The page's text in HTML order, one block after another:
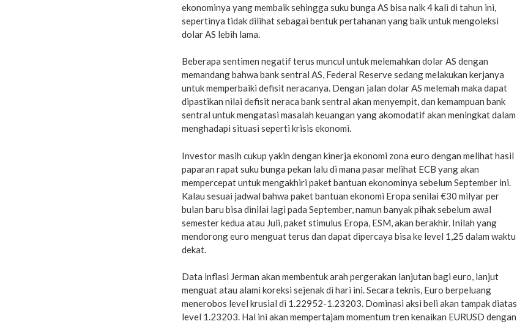
ekonominya yang membaik sehingga suku bunga AS bisa naik 4 kali di tahun ini,
sepertinya tidak dilihat sebagai bentuk pertahanan yang baik untuk mengoleksi
dolar AS lebih lama.
Beberapa sentimen negatif terus muncul untuk melemahkan dolar AS dengan
memandang bahwa bank sentral AS, Federal Reserve sedang melakukan kerjanya
untuk memperbaiki defisit neracanya. Dengan jalan dolar AS melemah maka dapat
dipastikan nilai defisit neraca bank sentral akan menyempit, dan kemampuan bank
sentral untuk mengatasi masalah keuangan yang akomodatif akan meningkat dalam
menghadapi situasi seperti krisis ekonomi.
Investor masih cukup yakin dengan kinerja ekonomi zona euro dengan melihat hasil
paparan rapat suku bunga pekan lalu di mana pasar melihat ECB yang akan
mempercepat untuk mengakhiri paket bantuan ekonominya sebelum September ini.
Kalau sesuai jadwal bahwa paket bantuan ekonomi Eropa senilai €30 milyar per
bulan baru bisa dinilai lagi pada September, namun banyak pihak sebelum awal
semester kedua atau Juli, paket stimulus Eropa, ESM, akan berakhir. Inilah yang
mendorong euro menguat terus dan dapat dipercaya bisa ke level 1,25 dalam waktu
dekat.
Data inflasi Jerman akan membentuk arah pergerakan lanjutan bagi euro, lanjut
menguat atau alami koreksi sejenak di hari ini. Secara teknis, Euro berpeluang
menerobos level krusial di 1.22952-1.23203. Dominasi aksi beli akan tampak diatas
level 1.23203. Hal ini akan mempertajam momentum tren kenaikan EURUSD dengan